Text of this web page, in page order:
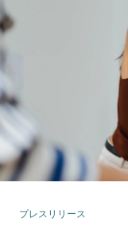
プレスリリース